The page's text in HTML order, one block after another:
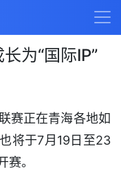
为“国际IP”
赛正在青海各地如
将于7月19日至23
赛。